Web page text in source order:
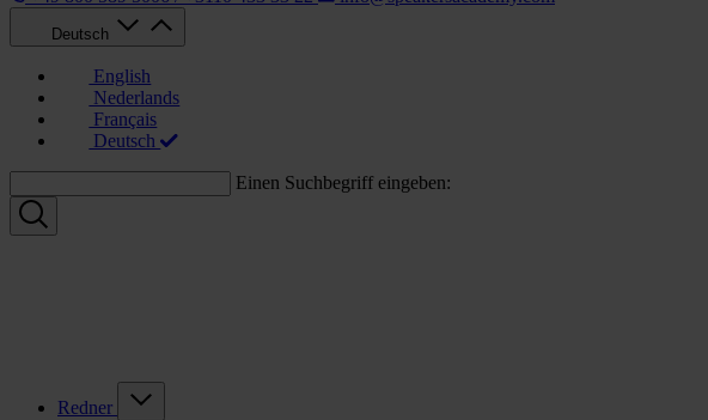
Deutsch
English
Nederlands
Français
Deutsch
Einen Suchbegriff eingeben:
Redner